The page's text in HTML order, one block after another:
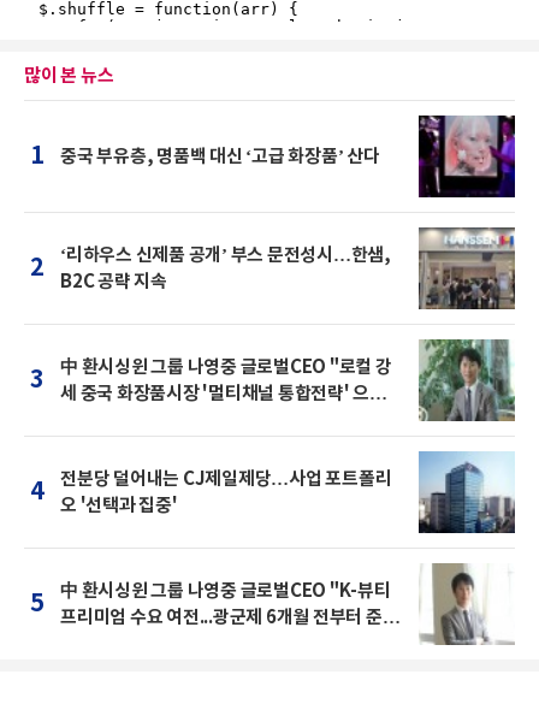
많이 본 뉴스
1 중국 부유층, 명품백 대신 ‘고급 화장품’ 산다
2
‘리하우스 신제품 공개’ 부스 문전성시…한샘,
B2C 공략 지속
3
中 환시싱윈 그룹 나영중 글로벌CEO "로컬 강
세 중국 화장품시장 '멀티채널 통합전략' 으로
4
전분당 덜어내는 CJ제일제당…사업 포트폴리
오 '선택과 집중'
5
中 환시싱윈 그룹 나영중 글로벌CEO "K-뷰티
프리미엄 수요 여전...광군제 6개월 전부터 준비